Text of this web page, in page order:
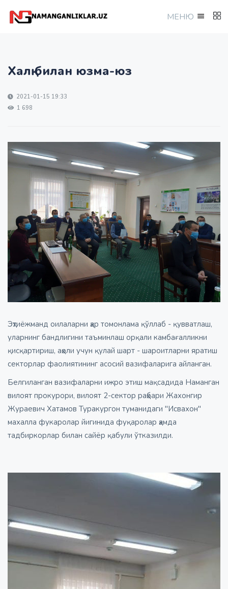
МEНЮ
Халқ билан юзма-юз
2021-01-15 19:33
1 698
Эҳтиёжманд оилаларни ҳар томонлама қўллаб - қувватлаш,
уларнинг бандлигини таъминлаш орқали камбағалликни
қисқартириш, аҳоли учун қулай шарт - шароитларни яратиш
секторлар фаолиятининг асосий вазифаларига айланган.
Белгиланган вазифаларни ижро этиш мақсадида Наманган
вилоят прокурори, вилоят 2-сектор раҳбари Жахонгир
Жураевич Хатамов Туракургон туманидаги "Исвахон"
махалла фукаролар йигинида фуқаролар ҳамда
тадбиркорлар билан сайёр қабули ўтказилди.